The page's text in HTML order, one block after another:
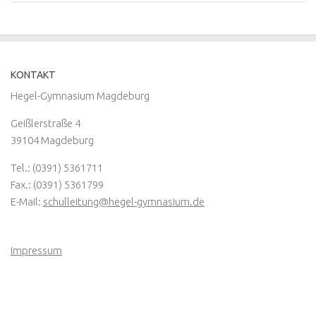
KONTAKT
Hegel-Gymnasium Magdeburg
Geißlerstraße 4
39104 Magdeburg
Tel.: (0391) 5361711
Fax.: (0391) 5361799
E-Mail: schulleitung@hegel-gymnasium.de
Impressum